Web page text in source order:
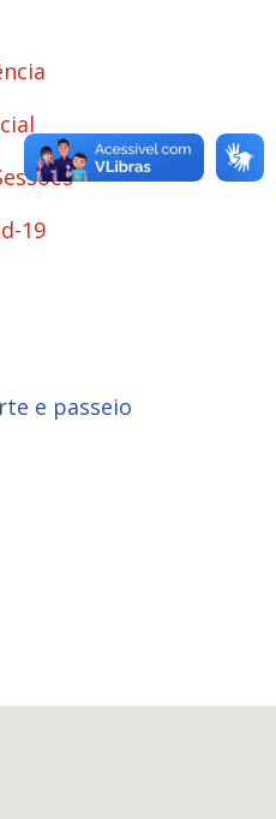
19
e passeio